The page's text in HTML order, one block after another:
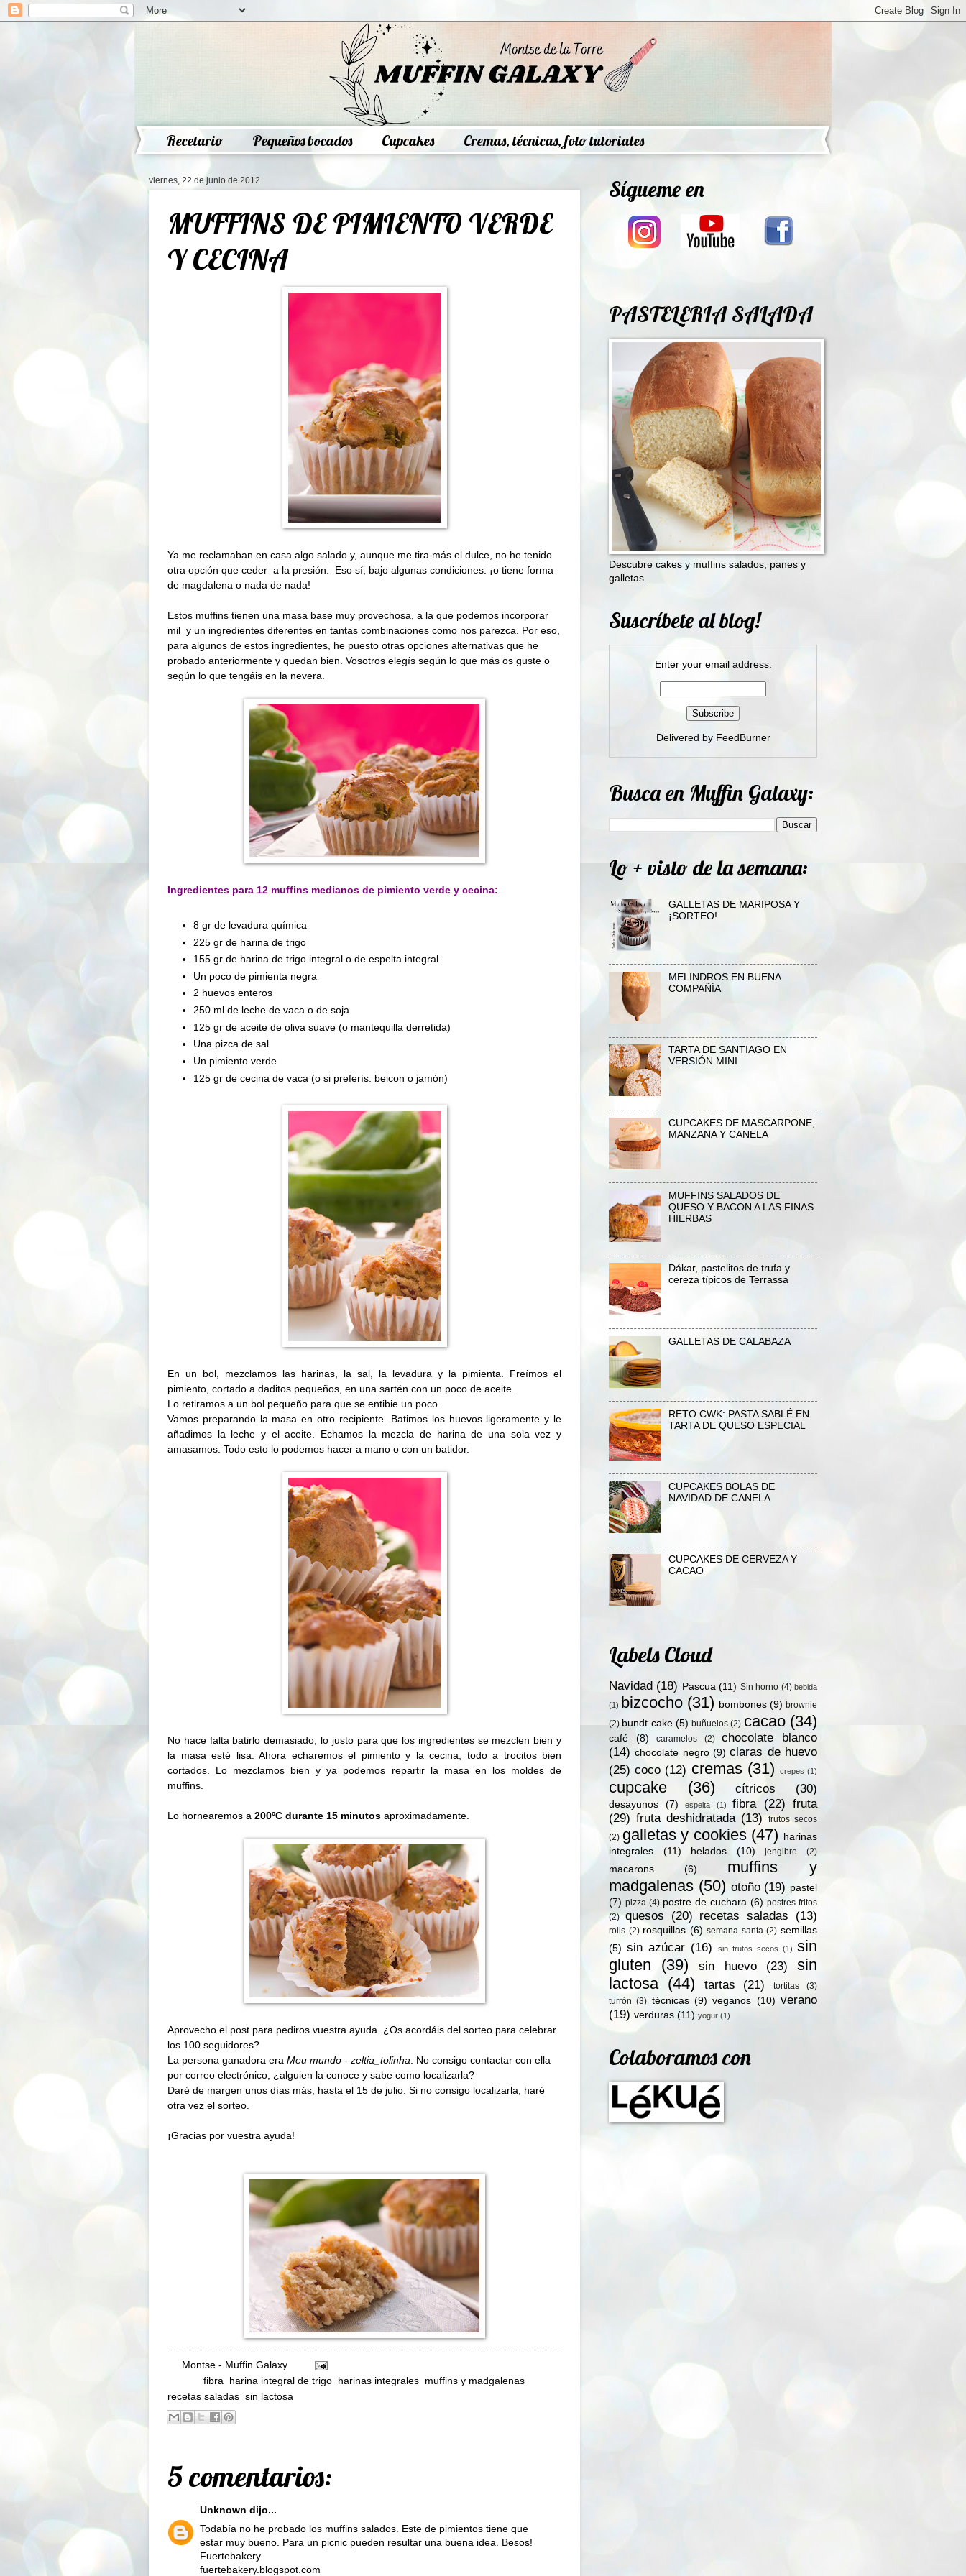
Recetario Pequeños bocados Cupcakes Cremas, técnicas, foto tutoriales
viernes, 22 de junio de 2012
MUFFINS DE PIMIENTO VERDE
Y CECINA
Ya me reclamaban en casa algo salado y, aunque me tira más el dulce, no he tenido
otra opción que ceder a la presión.
Eso sí, bajo algunas condiciones: ¡o tiene forma
de magdalena o nada de nada!
Estos muffins tienen una masa base muy provechosa, a la que podemos incorporar
mil y un ingredientes diferentes en tantas combinaciones como nos parezca. Por eso,
para algunos de estos ingredientes, he puesto otras opciones alternativas que he
probado anteriormente y quedan bien. Vosotros elegís según lo que más os guste o
según lo que tengáis en la nevera.
Ingredientes para 12 muffins medianos de pimiento verde y cecina:
8 gr de levadura química
225 gr de harina de trigo
155 gr de harina de trigo integral o de espelta integral
Un poco de pimienta negra
2 huevos enteros
250 ml de leche de vaca o de soja
125 gr de aceite de oliva suave (o mantequilla derretida)
Una pizca de sal
Un pimiento verde
125 gr de cecina de vaca (o si preferís: beicon o jamón)
En un bol, mezclamos las harinas, la sal, la levadura y la pimienta. Freímos el
pimiento, cortado a daditos pequeños, en una sartén con un poco de aceite.
Lo retiramos a un bol pequeño para que se entibie un poco.
Vamos preparando la masa en otro recipiente. Batimos los huevos ligeramente y le
añadimos la leche y el aceite. Echamos la mezcla de harina de una sola vez y
amasamos. Todo esto lo podemos hacer a mano o con un batidor.
No hace falta batirlo demasiado, lo justo para que los ingredientes se mezclen bien y
la masa esté lisa. Ahora echaremos el pimiento y la cecina, todo a trocitos bien
cortados. Lo mezclamos bien y ya podemos repartir la masa en los moldes de
muffins.
Lo hornearemos a 200ºC durante 15 minutos aproximadamente.
Aprovecho el post para pediros vuestra ayuda. ¿Os acordáis del sorteo para celebrar
los 100 seguidores?
La persona ganadora era Meu mundo - zeltia_tolinha . No consigo contactar con ella
por correo electrónico, ¿alguien la conoce y sabe como localizarla?
Daré de margen unos días más, hasta el 15 de julio. Si no consigo localizarla, haré
otra vez el sorteo.
¡Gracias por vuestra ayuda!
Montse - Muffin Galaxy
fibra harina integral de trigo harinas integrales muffins y madgalenas
recetas saladas sin lactosa
5 comentarios:
Unknown dijo...
Todabía no he probado los muffins salados. Este de pimientos tiene que
estar muy bueno. Para un picnic pueden resultar una buena idea. Besos!
Fuertebakery
fuertebakery.blogspot.com
Sígueme en
PASTELERIA SALADA
Descubre cakes y muffins salados, panes y
galletas.
Suscríbete al blog!
Enter your email address:
Delivered by FeedBurner
Busca en Muffin Galaxy:
Lo + visto de la semana:
GALLETAS DE MARIPOSA Y
¡SORTEO!
MELINDROS EN BUENA
COMPAÑÍA
TARTA DE SANTIAGO EN
VERSIÓN MINI
CUPCAKES DE MASCARPONE,
MANZANA Y CANELA
MUFFINS SALADOS DE
QUESO Y BACON A LAS FINAS
HIERBAS
Dákar, pastelitos de trufa y
cereza típicos de Terrassa
GALLETAS DE CALABAZA
RETO CWK: PASTA SABLÉ EN
TARTA DE QUESO ESPECIAL
CUPCAKES BOLAS DE
NAVIDAD DE CANELA
CUPCAKES DE CERVEZA Y
CACAO
Labels Cloud
Navidad (18) Pascua (11) Sin horno (4) bebida
(1) bizcocho (31) bombones (9) brownie
(2) bundt cake (5) buñuelos (2) cacao (34)
café (8) caramelos (2)
chocolate blanco
(14) chocolate negro (9) claras de huevo
(25) coco (12) cremas (31) crepes (1)
cupcake (36) cítricos (30)
desayunos (7) espelta (1) fibra (22) fruta
(29) fruta deshidratada (13)
frutos secos
(2) galletas y cookies (47)
harinas
integrales
(11) helados (10) jengibre (2)
macarons (6)
muffins y
madgalenas (50) otoño (19) pastel
(7) pizza (4) postre de cuchara (6) postres fritos
(2) quesos (20) recetas saladas (13)
rolls (2) rosquillas (6) semana santa (2) semillas
(5) sin azúcar (16) sin frutos secos (1) sin
gluten
(39) sin huevo (23)
sin
lactosa (44) tartas (21) tortitas
(3)
turrón (3) técnicas (9) veganos (10) verano
(19) verduras (11) yogur (1)
Colaboramos con